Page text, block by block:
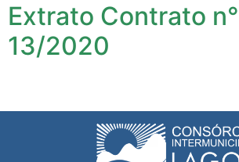
Extrato Contrato n°
13/2020